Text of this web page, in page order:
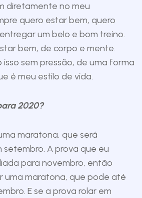
diretamente no meu
quero estar bem, quero
um belo e bom treino.
bem, de corpo e mente.
sem pressão, de uma forma
é meu estilo de vida.
2020?
maratona, que será
A prova que eu
para novembro, então
uma maratona, que pode até
E se a prova rolar em